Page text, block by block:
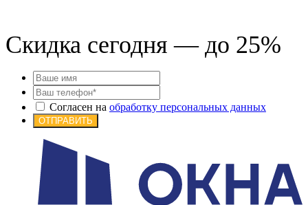
Скидка сегодня — до 25%
Согласен на обработку персональных данных
ОТПРАВИТЬ